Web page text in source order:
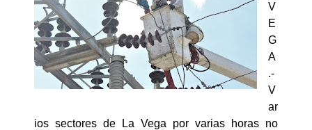
V
E
G
A
.-
V
ar
ios sectores de La Vega por varias horas no